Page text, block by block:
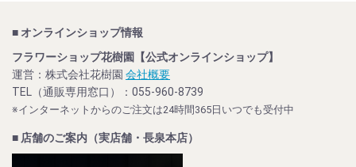
■ オンラインショップ情報
フラワーショップ花樹園【公式オンラインショップ】
運営：株式会社花樹園 会社概要
TEL（通販専用窓口）：055-960-8739
※インターネットからのご注文は24時間365日いつでも受付中
■ 店舗のご案内（実店舗・長泉本店）